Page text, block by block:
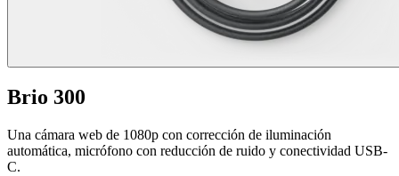
Brio 300
Una cámara web de 1080p con corrección de iluminación
automática, micrófono con reducción de ruido y conectividad USB-
C.